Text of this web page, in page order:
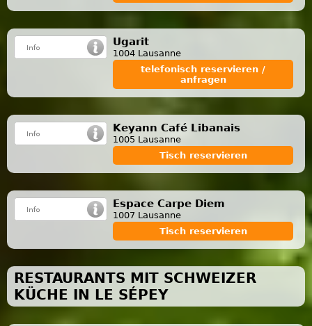
Ugarit
1004 Lausanne
telefonisch reservieren /
anfragen
Keyann Café Libanais
1005 Lausanne
Tisch reservieren
Espace Carpe Diem
1007 Lausanne
Tisch reservieren
RESTAURANTS MIT SCHWEIZER
KÜCHE IN LE SÉPEY